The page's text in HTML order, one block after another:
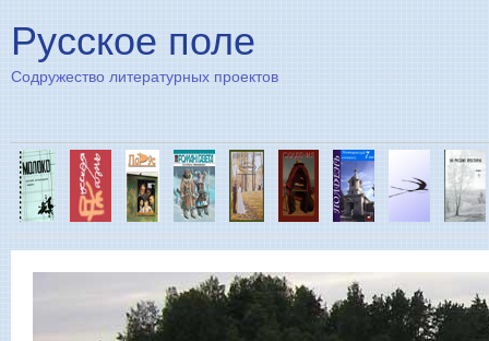
Русское поле
Содружество литературных проектов